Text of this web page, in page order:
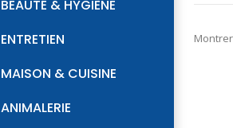
BEAUTÉ & HYGIÈNE
ENTRETIEN
MAISON & CUISINE
ANIMALERIE